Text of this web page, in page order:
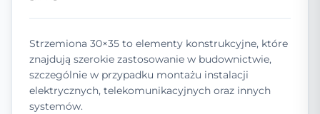
Strzemiona 30×35 to elementy konstrukcyjne, które
znajdują szerokie zastosowanie w budownictwie,
szczególnie w przypadku montażu instalacji
elektrycznych, telekomunikacyjnych oraz innych
systemów.